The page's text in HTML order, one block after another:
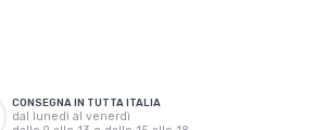
CONSEGNA IN TUTTA ITALIA
dal lunedì al venerdì